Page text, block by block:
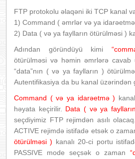
FTP protokolu əlaqəni iki TCP kanal
1) Command ( əmrlər və ya idarəetmə
2) Data ( və ya faylların ötürülməsi )
Adından göründüyü kimi
ötürülməsi və həmin əmrlərə cavab
“data”nın ( və ya faylların )
Autentifikasiya da bu kanal üzərindən
Command ( və ya idarəetmə )
həyata keçirilir. Data ( və ya
seçdiyimiz FTP rejimdən asılı
ACTIVE rejimdə istifadə etsək o
ötürülməsi ) kanalı 20-ci portu
PASSIVE mode seçsək o zaman